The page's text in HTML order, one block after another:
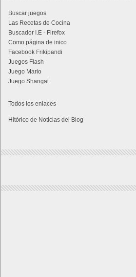
Buscar juegos
Las Recetas de Cocina
Buscador I.E - Firefox
Como página de inico
Facebook Frikipandi
Juegos Flash
Juego Mario
Juego Shangai
Todos los enlaces
Hitórico de Noticias del Blog